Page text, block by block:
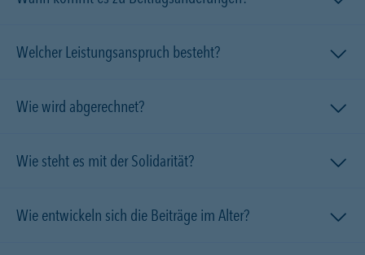
Welcher Leistungsanspruch besteht?
Wie wird abgerechnet?
Wie steht es mit der Solidarität?
Wie entwickeln sich die Beiträge im Alter?